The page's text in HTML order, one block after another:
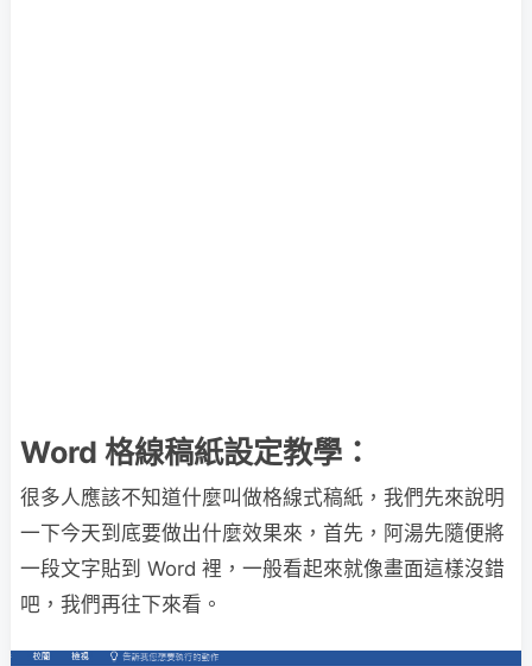
Word 格線稿紙設定教學：
很多人應該不知道什麼叫做格線式稿紙，我們先來說明
一下今天到底要做出什麼效果來，首先，阿湯先隨便將
一段文字貼到 Word 裡，一般看起來就像畫面這樣沒錯
吧，我們再往下來看。